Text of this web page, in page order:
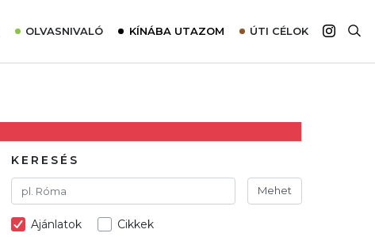
OLVASNIVALÓ
Utazómajom – CitySIM kártya a világutazóknak
Élménybeszámolók
Szállodalátogatás
KÍNÁBA UTAZOM ÚTI CÉLOK
Afrika
KERESÉS
Mehet
Ajánlatok Cikkek